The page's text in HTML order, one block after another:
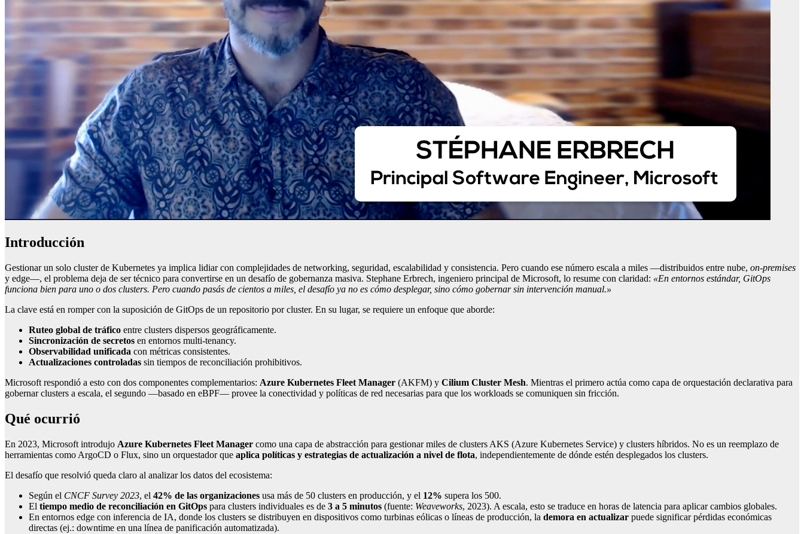
Introducción
Gestionar un solo cluster de Kubernetes ya implica lidiar con complejidades de networking, seguridad, escalabilidad y consistencia. Pero cuando ese número escala a miles —distribuidos entre nube, on-premises
y edge—, el problema deja de ser técnico para convertirse en un desafío de gobernanza masiva. Stephane Erbrech, ingeniero principal de Microsoft, lo resume con claridad: «En entornos estándar, GitOps
funciona bien para uno o dos clusters. Pero cuando pasás de cientos a miles, el desafío ya no es cómo desplegar, sino cómo gobernar sin intervención manual.»
La clave está en romper con la suposición de GitOps de un repositorio por cluster. En su lugar, se requiere un enfoque que aborde:
Ruteo global de tráfico entre clusters dispersos geográficamente.
Sincronización de secretos en entornos multi-tenancy.
Observabilidad unificada con métricas consistentes.
Actualizaciones controladas sin tiempos de reconciliación prohibitivos.
Microsoft respondió a esto con dos componentes complementarios: Azure Kubernetes Fleet Manager (AKFM) y Cilium Cluster Mesh. Mientras el primero actúa como capa de orquestación declarativa para
gobernar clusters a escala, el segundo —basado en eBPF— provee la conectividad y políticas de red necesarias para que los workloads se comuniquen sin fricción.
Qué ocurrió
En 2023, Microsoft introdujo Azure Kubernetes Fleet Manager como una capa de abstracción para gestionar miles de clusters AKS (Azure Kubernetes Service) y clusters híbridos. No es un reemplazo de
herramientas como ArgoCD o Flux, sino un orquestador que aplica políticas y estrategias de actualización a nivel de flota, independientemente de dónde estén desplegados los clusters.
El desafío que resolvió queda claro al analizar los datos del ecosistema:
Según el CNCF Survey 2023, el 42% de las organizaciones usa más de 50 clusters en producción, y el 12% supera los 500.
El tiempo medio de reconciliación en GitOps para clusters individuales es de 3 a 5 minutos (fuente: Weaveworks, 2023). A escala, esto se traduce en horas de latencia para aplicar cambios globales.
En entornos edge con inferencia de IA, donde los clusters se distribuyen en dispositivos como turbinas eólicas o líneas de producción, la demora en actualizar puede significar pérdidas económicas
directas (ej.: downtime en una línea de panificación automatizada).